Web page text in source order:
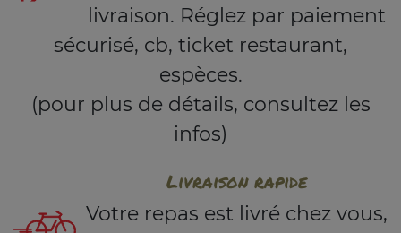
livraison. Réglez par paiement
sécurisé, cb, ticket restaurant,
espèces.
(pour plus de détails, consultez les
infos)
Livraison rapide
Votre repas est livré chez vous,